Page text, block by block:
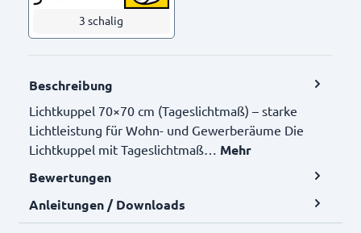
3 schalig
Beschreibung
Lichtkuppel 70×70 cm (Tageslichtmaß) – starke
Lichtleistung für Wohn- und Gewerberäume Die
Lichtkuppel mit Tageslichtmaß… Mehr
Bewertungen
Anleitungen / Downloads